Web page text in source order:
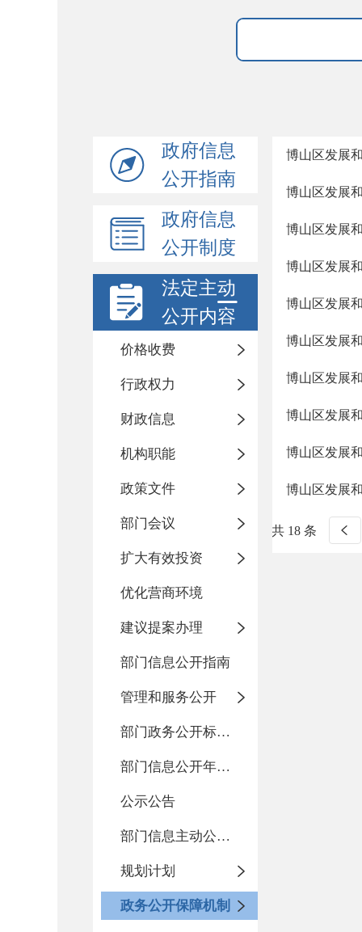
政府信息
公开指南
政府信息
公开制度
法定主动
公开内容
价格收费
行政权力
财政信息
机构职能
政策文件
部门会议
扩大有效投资
优化营商环境
建议提案办理
部门信息公开指南
管理和服务公开
部门政务公开标准化目录
部门信息公开年度报告
公示公告
部门信息主动公开基本目录
规划计划
政务公开保障机制
博山区发展
博山区发展
博山区发展
博山区发展
博山区发展
博山区发展
博山区发展
博山区发展
博山区发展
博山区发展
共 18 条